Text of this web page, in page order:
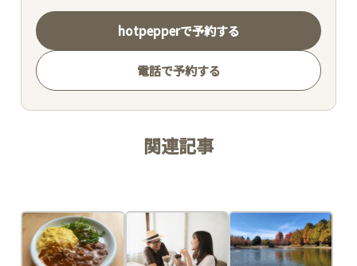
CONCEPT
hotpepperで予約する
電話で予約する
関連記事